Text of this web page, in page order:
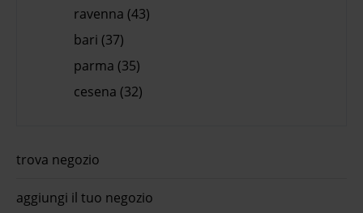
ravenna (43)
bari (37)
parma (35)
cesena (32)
trova negozio
aggiungi il tuo negozio